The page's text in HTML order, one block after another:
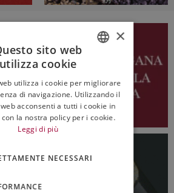
ENGLISH
×
sito web
utilizza cookie
utilizza i cookie per migliorare
di navigazione. Utilizzando il
acconsenti a tutti i cookie in
la nostra policy per i cookie.
Leggi di più
NECESSARI